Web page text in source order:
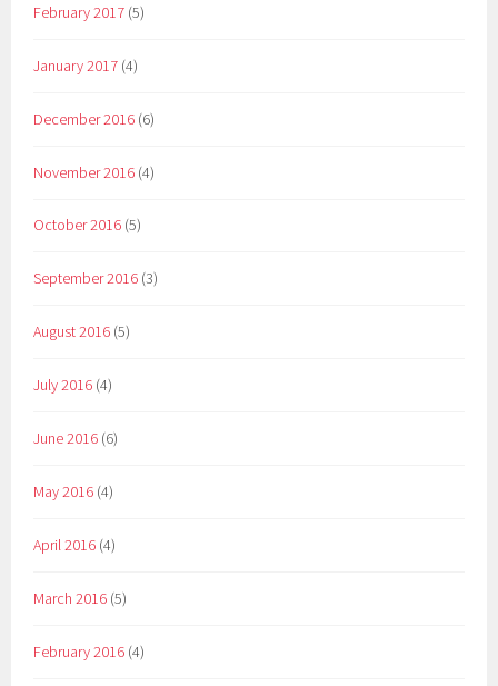
February 2017 (5)
January 2017 (4)
December 2016 (6)
November 2016 (4)
October 2016 (5)
September 2016 (3)
August 2016 (5)
July 2016 (4)
June 2016 (6)
May 2016 (4)
April 2016 (4)
March 2016 (5)
February 2016 (4)